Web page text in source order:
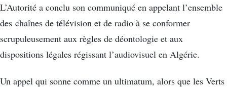
L’Autorité a conclu son communiqué en appelant l’ensemble
des chaînes de télévision et de radio à se conformer
scrupuleusement aux règles de déontologie et aux
dispositions légales régissant l’audiovisuel en Algérie.
Un appel qui sonne comme un ultimatum, alors que les Verts